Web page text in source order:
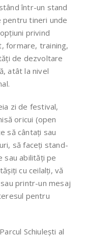
într-un stand
tineri unde
privind
formare, training,
de dezvoltare
atât la nivel
zi de festival,
oricui (open
să cântați sau
să faceți stand-
sau abilități pe
cu ceilalți, vă
printr-un mesaj
pentru
Schiulești al